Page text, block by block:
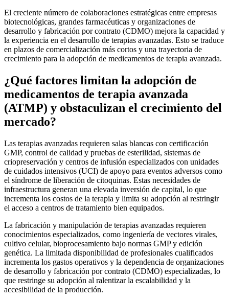
El creciente número de colaboraciones estratégicas entre empresas
biotecnológicas, grandes farmacéuticas y organizaciones de
desarrollo y fabricación por contrato (CDMO) mejora la capacidad y
la experiencia en el desarrollo de terapias avanzadas. Esto se traduce
en plazos de comercialización más cortos y una trayectoria de
crecimiento para la adopción de medicamentos de terapia avanzada.
¿Qué factores limitan la adopción de
medicamentos de terapia avanzada
(ATMP) y obstaculizan el crecimiento del
mercado?
Las terapias avanzadas requieren salas blancas con certificación
GMP, control de calidad y pruebas de esterilidad, sistemas de
criopreservación y centros de infusión especializados con unidades
de cuidados intensivos (UCI) de apoyo para eventos adversos como
el síndrome de liberación de citoquinas. Estas necesidades de
infraestructura generan una elevada inversión de capital, lo que
incrementa los costos de la terapia y limita su adopción al restringir
el acceso a centros de tratamiento bien equipados.
La fabricación y manipulación de terapias avanzadas requieren
conocimientos especializados, como ingeniería de vectores virales,
cultivo celular, bioprocesamiento bajo normas GMP y edición
genética. La limitada disponibilidad de profesionales cualificados
incrementa los gastos operativos y la dependencia de organizaciones
de desarrollo y fabricación por contrato (CDMO) especializadas, lo
que restringe su adopción al ralentizar la escalabilidad y la
accesibilidad de la producción.